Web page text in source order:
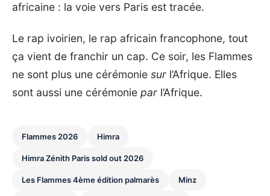
africaine : la voie vers Paris est tracée.
Le rap ivoirien, le rap africain francophone, tout
ça vient de franchir un cap. Ce soir, les Flammes
ne sont plus une cérémonie sur l’Afrique. Elles
sont aussi une cérémonie par l’Afrique.
Flammes 2026 Himra
Himra Zénith Paris sold out 2026
Les Flammes 4ème édition palmarès Minz